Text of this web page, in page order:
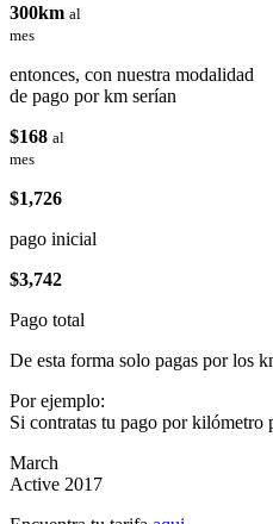
300km al
mes
entonces, con nuestra modalidad
de pago por km serían
$168 al
mes
$1,726
pago inicial
$3,742
Pago total
De esta forma solo pagas por los
Por ejemplo:
Si contratas tu pago por kilómetro
March
Active 2017